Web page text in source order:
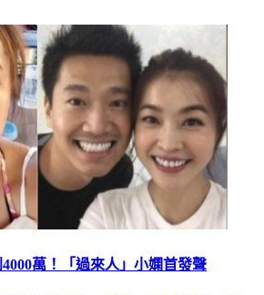
萬！「過來人」小嫻首發聲